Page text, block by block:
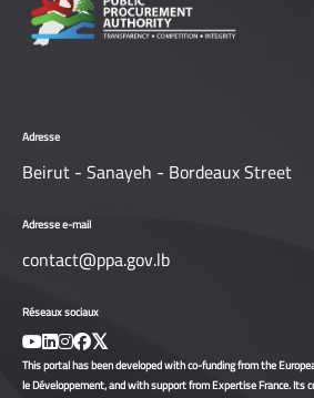
Adresse
Beirut - Sanayeh - Bordeaux Street
Adresse e-mail
contact@ppa.gov.lb
Réseaux sociaux
This portal has been developed with co-funding from the
le Développement, and with support from Expertise France. Its